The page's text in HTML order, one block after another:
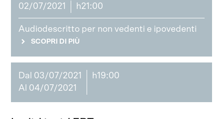
02/07/2021 h21:00
Audiodescritto per non vedenti e ipovedenti
SCOPRI DI PIÙ
Dal 03/07/2021
Al 04/07/2021
h19:00